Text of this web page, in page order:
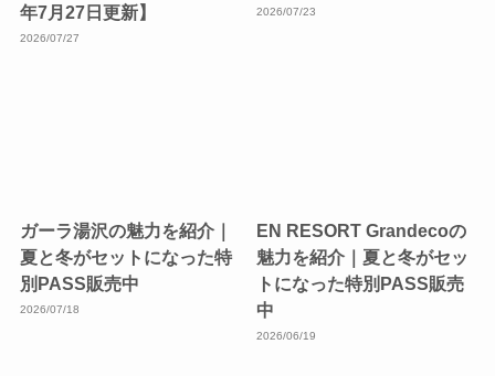
年7月27日更新】
2026/07/27
2026/07/23
ガーラ湯沢の魅力を紹介｜
夏と冬がセットになった特
別PASS販売中
2026/07/18
EN RESORT Grandecoの
魅力を紹介｜夏と冬がセッ
トになった特別PASS販売
中
2026/06/19